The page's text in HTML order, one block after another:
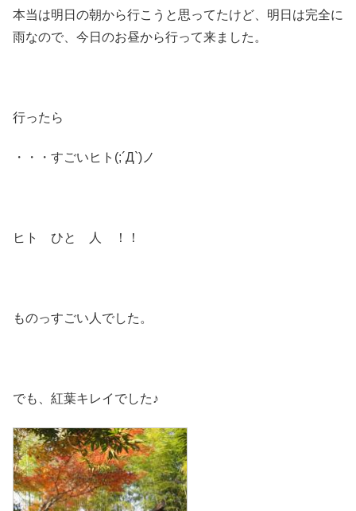
本当は明日の朝から行こうと思ってたけど、明日は完全に
雨なので、今日のお昼から行って来ました。
行ったら
・・・すごいヒト(;´Д`)ノ
ヒト ひと 人 ！！
ものっすごい人でした。
でも、紅葉キレイでした♪